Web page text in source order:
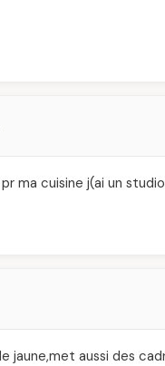
ma cuisine j(ai un
jaune,met aussi des